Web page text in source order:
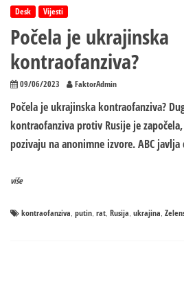
Desk Vijesti
Počela je ukrajinska
kontraofanziva?
09/06/2023 FaktorAdmin
Počela je ukrajinska kontraofanziva?
kontraofanziva protiv Rusije je
pozivaju na anonimne izvore. ABC
više
kontraofanziva, putin, rat, Rusija, ukrajina,